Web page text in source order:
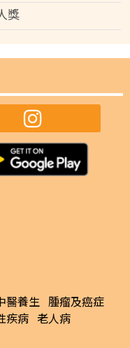
獎
醫養生 腫瘤及癌症
疾病 老人病